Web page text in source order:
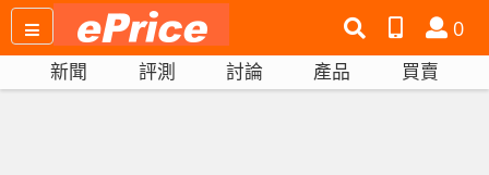
搜
尋
產
品
比
會
員
0
新聞 評測 討論 產品 買賣